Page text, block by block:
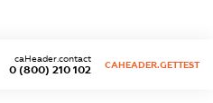
0 (800) 210 102
caHeader.contact
CAHEADER.GETTEST